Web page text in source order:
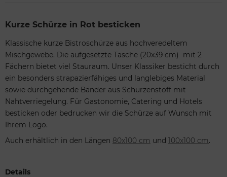
Kurze Schürze in Rot besticken
Klassische kurze Bistroschürze aus hochveredeltem
Mischgewebe. Die aufgesetzte Tasche (20x39 cm) mit 2
Fächern bietet viel Stauraum. Unser Klassiker besticht durch
ein besonders strapazierfähiges und langlebiges Material
sowie durchgehende Bänder aus Schürzenstoff mit
Nahtverriegelung. Für Gastonomie, Catering und Hotels
besticken oder bedrucken wir die Schürze auf Wunsch mit
Ihrem Logo.
Auch erhältlich in den Längen 80x100 cm und 100x100 cm.
Details